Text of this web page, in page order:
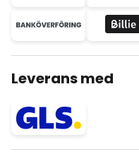
Leverans med